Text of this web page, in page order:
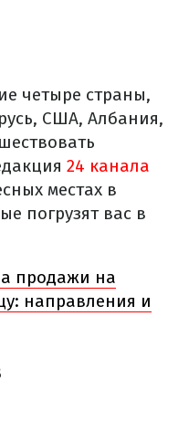
четыре страны,
США, Албания,
24 канала
местах в
погрузят вас в
продажи на
направления и